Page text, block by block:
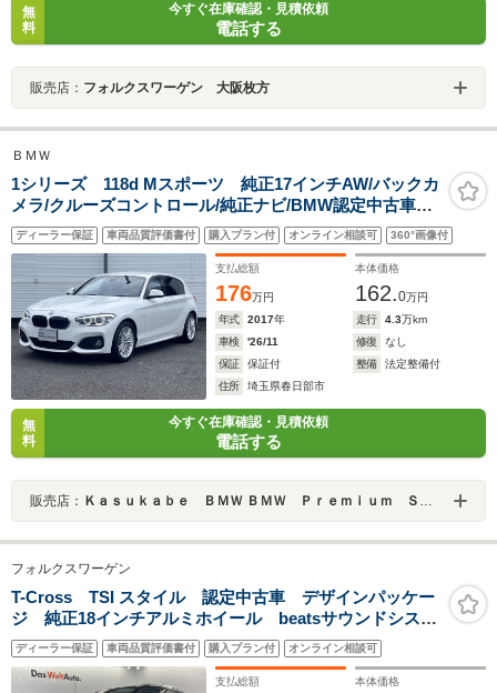
無
料
今すぐ在庫確認・見積依頼
電話する
販売店： フォルクスワーゲン 大阪枚方
ＢＭＷ
1シリーズ 118d Mスポーツ 純正17インチAW/バックカ
メラ/クルーズコントロール/純正ナビ/BMW認定中古車保
証
ディーラー保証 車両品質評価書付 購入プラン付 オンライン相談可 360°画像付
支払総額
176万円
本体価格
162.0万円
年式
2017年 走行 4.3万km
車検
'26/11 修復
なし
保証
保証付 整備
法定整備付
住所
埼玉県春日部市
無
料
今すぐ在庫確認・見積依頼
電話する
販売店： Ｋａｓｕｋａｂｅ ＢＭＷ ＢＭＷ Ｐｒｅｍｉｕｍ Ｓｅｌｅｃｔｉｏｎ 春日部
フォルクスワーゲン
T-Cross TSI スタイル 認定中古車 デザインパッケー
ジ 純正18インチアルミホイール beatsサウンドシステ
ム マトリックスLEDヘッドランプ オールインセーフテ
ィ デジタルコックピットプロ シートヒーター スマ
ートエントリー
ディーラー保証 車両品質評価書付 購入プラン付 オンライン相談可
支払総額 本体価格